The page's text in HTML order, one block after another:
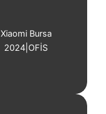
Xiaomi Bursa
2024 OFİS